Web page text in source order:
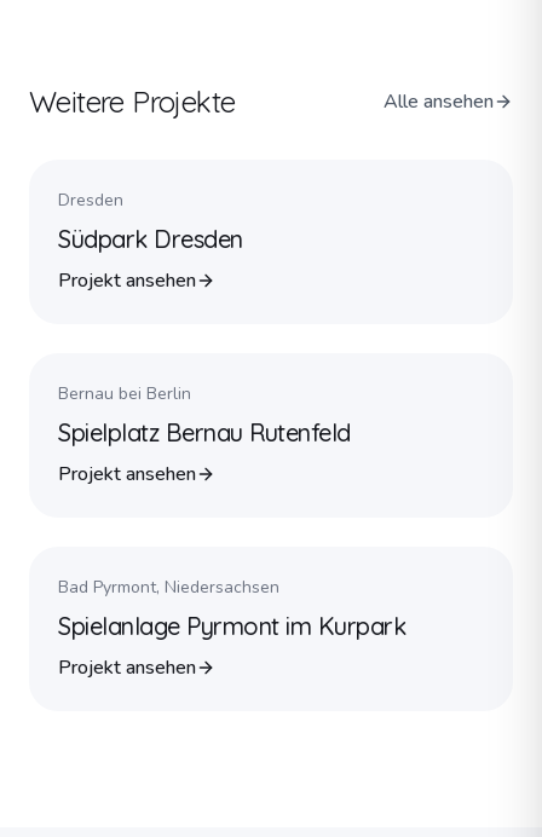
Weitere Projekte Alle ansehen
Dresden
Südpark Dresden
Projekt ansehen
Bernau bei Berlin
Spielplatz Bernau Rutenfeld
Projekt ansehen
Bad Pyrmont, Niedersachsen
Spielanlage Pyrmont im Kurpark
Projekt ansehen